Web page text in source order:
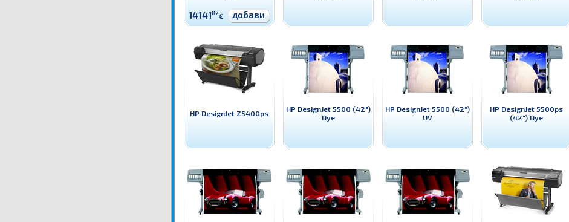
1414182€ добави
HP DesignJet Z5400ps
HP DesignJet 5500 (42")
Dye
HP DesignJet 5500 (42")
UV
HP DesignJet 5500ps
(42") Dye